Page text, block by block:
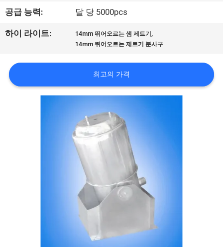
품
관
리
공급 능력: 달 당 5000pcs
하이 라이트: 14mm 뛰어오르는 샘 제트기 ,
14mm 뛰어오르는 제트기 분사구
최고의 가격